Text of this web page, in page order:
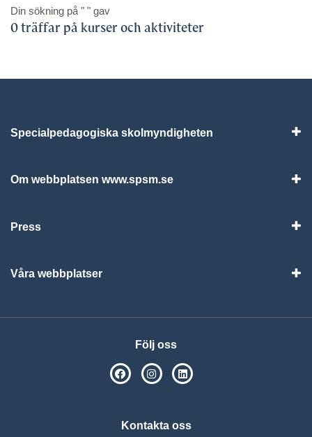
Din sökning på " " gav
0 träffar på kurser och aktiviteter
Specialpedagogiska skolmyndigheten
Om webbplatsen www.spsm.se
Press
Våra webbplatser
Följ oss
SPSM på Facebook
SPSM på Instagram
Kontakta oss